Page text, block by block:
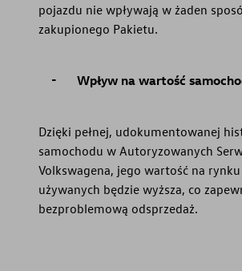
pojazdu nie wpływają w żaden
zakupionego Pakietu.
Wpływ na wartość
Dzięki pełnej, udokumentowanej
samochodu w Autoryzowanych
Volkswagena, jego wartość na
używanych będzie wyższa, co
bezproblemową odsprzedaż.